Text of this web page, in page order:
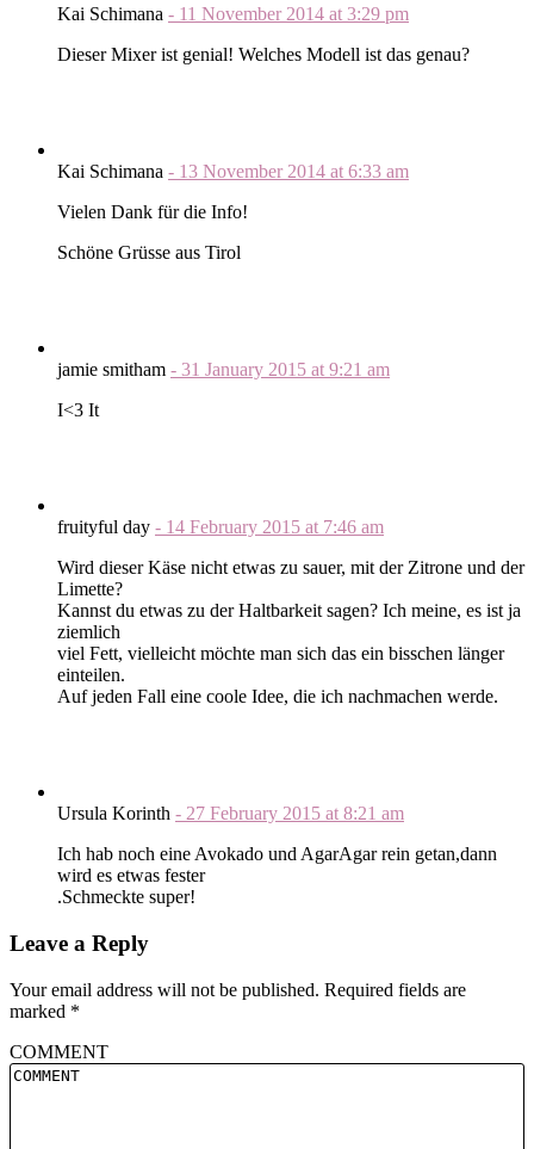
Kai Schimana - 11 November 2014 at 3:29 pm
Dieser Mixer ist genial! Welches Modell ist das genau?
Kai Schimana - 13 November 2014 at 6:33 am
Vielen Dank für die Info!
Schöne Grüsse aus Tirol
jamie smitham - 31 January 2015 at 9:21 am
I<3 It
fruityful day - 14 February 2015 at 7:46 am
Wird dieser Käse nicht etwas zu sauer, mit der Zitrone und der
Limette?
Kannst du etwas zu der Haltbarkeit sagen? Ich meine, es ist ja
ziemlich
viel Fett, vielleicht möchte man sich das ein bisschen länger
einteilen.
Auf jeden Fall eine coole Idee, die ich nachmachen werde.
Ursula Korinth - 27 February 2015 at 8:21 am
Ich hab noch eine Avokado und AgarAgar rein getan,dann
wird es etwas fester
.Schmeckte super!
Leave a Reply
Your email address will not be published. Required fields are
marked *
COMMENT